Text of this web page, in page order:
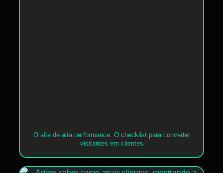
O site de alta performance: O checklist para converter
visitantes em clientes